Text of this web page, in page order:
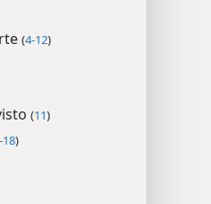
(4-12)
(11)
18)